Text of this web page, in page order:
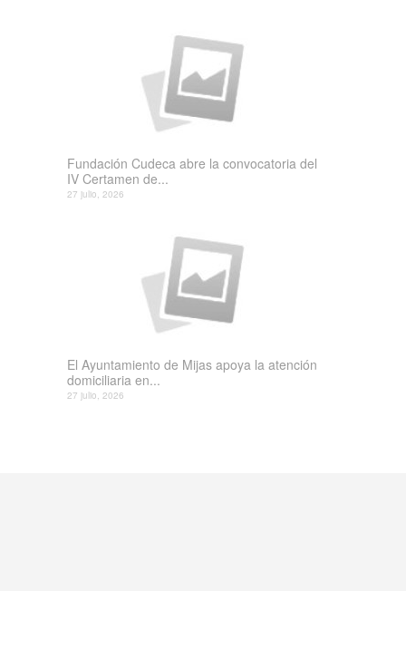
Fundación Cudeca abre la convocatoria del
IV Certamen de...
27 julio, 2026
El Ayuntamiento de Mijas apoya la atención
domiciliaria en...
27 julio, 2026